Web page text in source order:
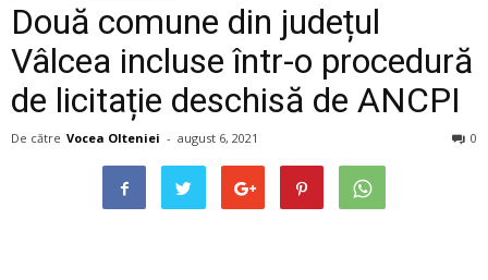
Două comune din județul
Vâlcea incluse într-o procedură
de licitație deschisă de ANCPI
De către Vocea Olteniei - august 6, 2021 0